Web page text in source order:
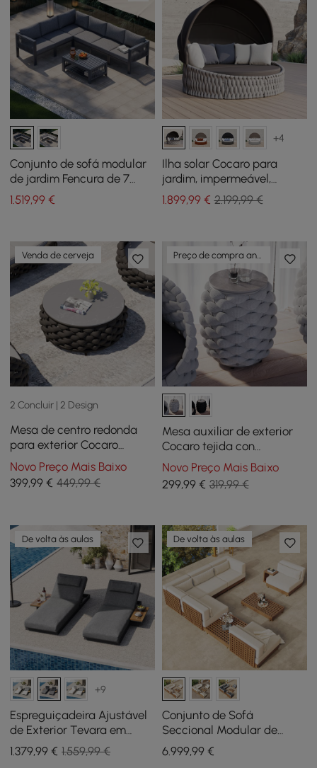
Conjunto de sofá modular
de jardim Fencura de 7
peças em alumínio e corda
tecida em cinzento escuro
1.519,99 €
+4
Ilha solar Cocaro para
jardim, impermeável,
entrançada, cinzenta, com
estrutura de alumínio e
1.899,99€ 2.199,99 €
Venda de cerveja
2 Concluir | 2 Design
Mesa de centro redonda
para exterior Cocaro
Modern de mármore
sintético com base de
corda trançada em preto
Novo Preço Mais Baixo
399,99 € 449,99 €
Mesa auxiliar de exterior
Cocaro tejida con
almacenaje, cuerda
impermeable y tablero de
pizarra
Novo Preço Mais Baixo
299,99€ 319,99 €
De volta às aulas
+9
Espreguiçadeira Ajustável
de Exterior Tevara em
Teca e Alumínio em
Cinzento, Conjunto de 2
1.379,99 € 1.559,99 €
De volta às aulas
Conjunto de Sofá
Seccional Modular de
Exterior Grida de 9 Peças
em Teca com Mesa de
6.999,99€